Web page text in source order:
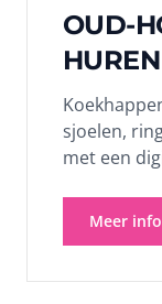
OUD-
HUREN
sjoelen,
met een
naar je
Meer